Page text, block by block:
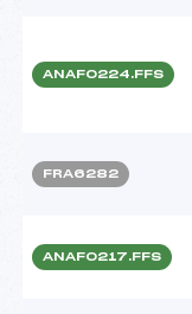
ANAF0224.FFS
FRA6282
ANAF0217.FFS